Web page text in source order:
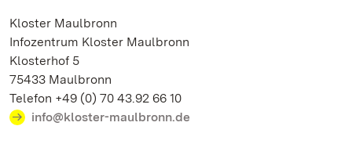
Kloster Maulbronn
Infozentrum Kloster Maulbronn
Klosterhof 5
75433 Maulbronn
Telefon +49 (0) 70 43.92 66 10
info@kloster-maulbronn.de